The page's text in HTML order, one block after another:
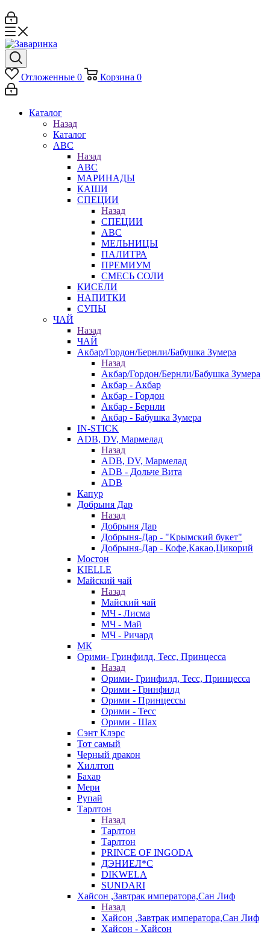
Отложенные 0 Корзина 0
Каталог
Назад
Каталог
АВС
Назад
АВС
МАРИНАДЫ
КАШИ
СПЕЦИИ
Назад
СПЕЦИИ
АВС
МЕЛЬНИЦЫ
ПАЛИТРА
ПРЕМИУМ
СМЕСЬ СОЛИ
КИСЕЛИ
НАПИТКИ
СУПЫ
ЧАЙ
Назад
ЧАЙ
Акбар/Гордон/Бернли/Бабушка Зумера
Назад
Акбар/Гордон/Бернли/Бабушка Зумера
Акбар - Акбар
Акбар - Гордон
Акбар - Бернли
Акбар - Бабушка Зумера
IN-STICK
ADB, DV, Мармелад
Назад
ADB, DV, Мармелад
ADB - Дольче Вита
ADB
Капур
Добрыня Дар
Назад
Добрыня Дар
Добрыня-Дар - "Крымский букет"
Добрыня-Дар - Кофе,Какао,Цикорий
Мостон
KIELLE
Майский чай
Назад
Майский чай
МЧ - Лисма
МЧ - Май
МЧ - Ричард
МК
Орими- Гринфилд, Тесс, Принцесса
Назад
Орими- Гринфилд, Тесс, Принцесса
Орими - Гринфилд
Орими - Принцессы
Орими - Тесс
Орими - Шах
Сэнт Клэрс
Тот самый
Черный дракон
Хиллтоп
Бахар
Мери
Рупай
Тарлтон
Назад
Тарлтон
Тарлтон
PRINCE OF INGODA
ДЭНИЕЛ*С
DIKWELA
SUNDARI
Хайсон ,Завтрак императора,Сан Лиф
Назад
Хайсон ,Завтрак императора,Сан Лиф
Хайсон - Хайсон